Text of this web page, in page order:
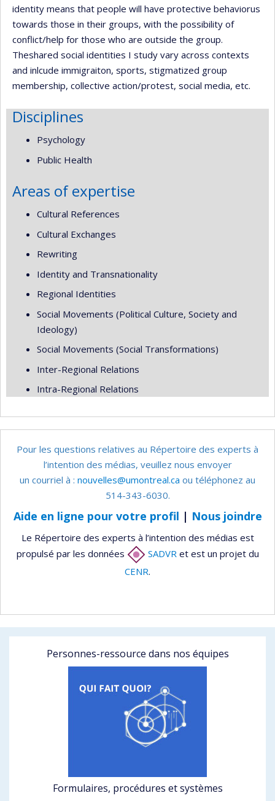
identity means that people will have protective behaviorus
towards those in their groups, with the possibility of
conflict/help for those who are outside the group.
Theshared social identities I study vary across contexts
and inlcude immigraiton, sports, stigmatized group
membership, collective action/protest, social media, etc.
Disciplines
Psychology
Public Health
Areas of expertise
Cultural References
Cultural Exchanges
Rewriting
Identity and Transnationality
Regional Identities
Social Movements (Political Culture, Society and
Ideology)
Social Movements (Social Transformations)
Inter-Regional Relations
Intra-Regional Relations
Pour les questions relatives au Répertoire des experts à
l’intention des médias, veuillez nous envoyer
un courriel à : nouvelles@umontreal.ca ou téléphonez au
514-343-6030.
Aide en ligne pour votre profil | Nous joindre
Le Répertoire des experts à l’intention des médias est
propulsé par les données
SADVR et est un projet du
CENR.
Personnes-ressource dans nos équipes
Formulaires, procédures et systèmes